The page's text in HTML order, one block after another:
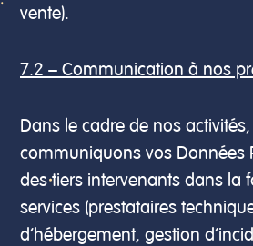
vente).
7.2 – Communication à nos
Dans le cadre de nos
communiquons vos Données
des tiers intervenants dans la
services (prestataires
d’hébergement, gestion